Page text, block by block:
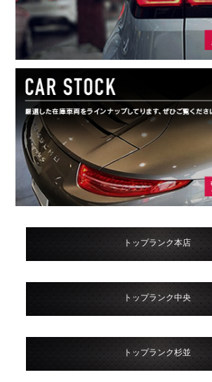
トップランク本店
トップランク中央
トップランク杉並